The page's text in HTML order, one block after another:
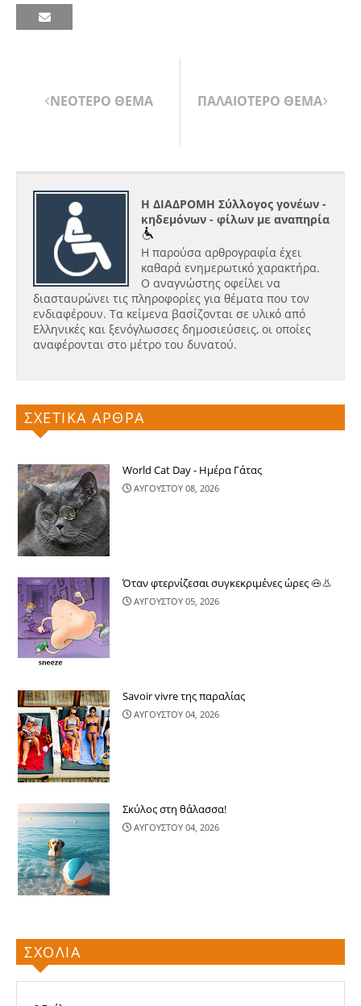
ΝΕΟΤΕΡΟ ΘΕΜΑ ΠΑΛΑΙΟΤΕΡΟ ΘΕΜΑ
Η ΔΙΑΔΡΟΜΗ Σύλλογος γονέων -
κηδεμόνων - φίλων με αναπηρία
Η παρούσα αρθρογραφία έχει
καθαρά ενημερωτικό χαρακτήρα.
Ο αναγνώστης οφείλει να
διασταυρώνει τις πληροφορίες για θέματα που τον
ενδιαφέρουν. Τα κείμενα βασίζονται σε υλικό από
Ελληνικές και ξενόγλωσσες δημοσιεύσεις, οι οποίες
αναφέρονται στο μέτρο του δυνατού.
ΣΧΕΤΙΚΑ ΑΡΘΡΑ
World Cat Day - Ημέρα Γάτας
ΑΥΓΟΥΣΤΟΥ 08, 2026
Όταν φτερνίζεσαι συγκεκριμένες ώρες 🐽👃
ΑΥΓΟΥΣΤΟΥ 05, 2026
Savoir vivre της παραλίας
ΑΥΓΟΥΣΤΟΥ 04, 2026
Σκύλος στη θάλασσα!
ΑΥΓΟΥΣΤΟΥ 04, 2026
ΣΧΟΛΙΑ